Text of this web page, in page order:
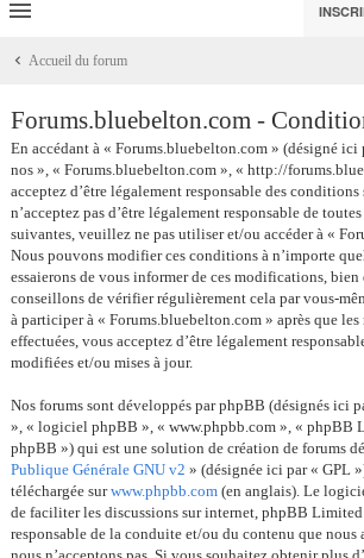
Accueil du forum
Forums.bluebelton.com -
En accédant à « Forums.bluebelton.com » (désigné ici
nos », « Forums.bluebelton.com », « http://
acceptez d’être légalement responsable des
n’acceptez pas d’être légalement responsable de
suivantes, veuillez ne pas utiliser et/ou accéder à «
Nous pouvons modifier ces conditions à n’importe
essaierons de vous informer de ces modifications, bien
conseillons de vérifier régulièrement cela par vous-
à participer à « Forums.bluebelton.com » après que
effectuées, vous acceptez d’être légalement
modifiées et/ou mises à jour.
Nos forums sont développés par phpBB (désignés ici
», « logiciel phpBB », « www.phpbb.com », « phpBB
phpBB ») qui est une solution de création de forums
Publique Générale GNU v2 » (désignée ici par « GPL
téléchargée surwww.phpbb.com (en anglais). Le
de faciliter les discussions sur internet, phpBB Limited
responsable de la conduite et/ou du contenu que nous